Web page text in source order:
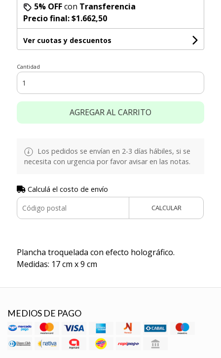
5% OFFcon Transferencia
Precio final:$1.662,50
Ver cuotas y descuentos
Cantidad
AGREGAR AL CARRITO
Los pedidos se envían en 2-3 días hábiles, si se
necesita con urgencia por favor avisar en las notas.
Calculá el costo de envío
CALCULAR
Plancha troquelada con efecto holográfico.
Medidas: 17 cm x 9 cm
MEDIOS DE PAGO